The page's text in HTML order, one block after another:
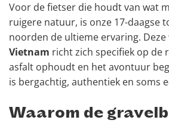
Voor de fietser die houdt van wat
ruigere natuur, is onze 17-daagse
noorden de ultieme ervaring. Deze
Vietnam richt zich specifiek op de
asfalt ophoudt en het avontuur
is bergachtig, authentiek en soms
Waarom de